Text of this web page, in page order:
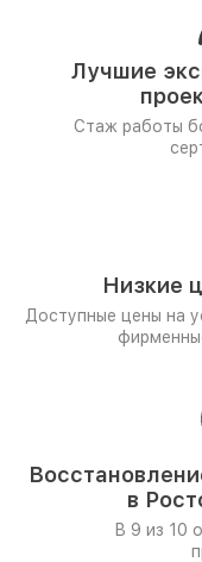
Лучшие
Стаж работы
Низкие
Доступные цены на
в
В 9 из 10